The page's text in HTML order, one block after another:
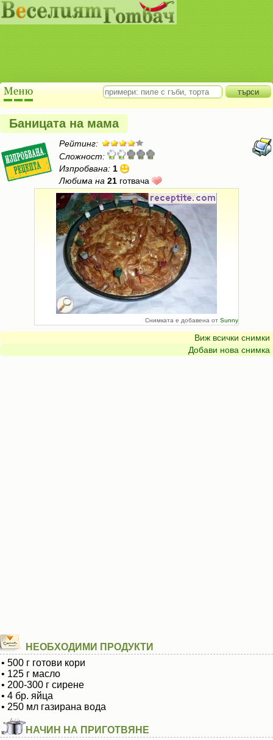
Баницата на мама
Рейтинг:
Сложност:
Изпробвана: 1
Любима на 21 готвача
Снимката е добавена от Sunny
Виж всички снимки
Добави нова снимка
НЕОБХОДИМИ ПРОДУКТИ
• 500 г готови кори
• 125 г масло
• 200-300 г сирене
• 4 бр. яйца
• 250 мл газирана вода
НАЧИН НА ПРИГОТВЯНЕ